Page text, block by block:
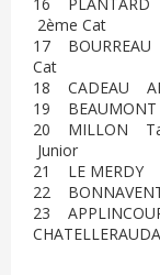
2ème Cat
17 BOURREAU
Cat
18 CADEAU
19
20 MILLON
Junior
21 LE MERDY
22
23